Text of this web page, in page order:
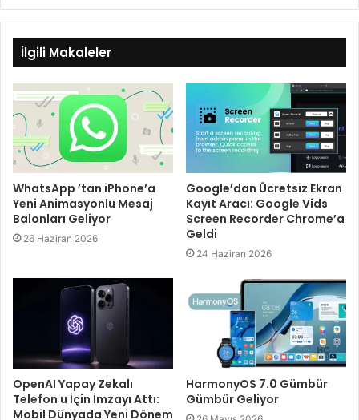
İlgili Makaleler
WhatsApp ’tan iPhone’a
Yeni Animasyonlu Mesaj
Balonları Geliyor
26 Haziran 2026
Google’dan Ücretsiz Ekran
Kayıt Aracı: Google Vids
Screen Recorder Chrome’a
Geldi
24 Haziran 2026
OpenAI Yapay Zekalı
Telefon u İçin İmzayı Attı:
Mobil Dünyada Yeni Dönem
HarmonyOS 7.0 Gümbür
Gümbür Geliyor